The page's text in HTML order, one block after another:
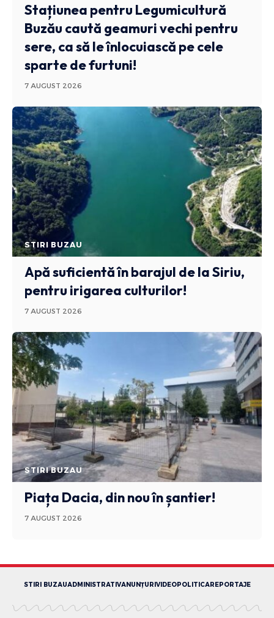
Stațiunea pentru Legumicultură
Buzău caută geamuri vechi pentru
sere, ca să le înlocuiască pe cele
sparte de furtuni!
7 AUGUST 2026
STIRI BUZAU
Apă suficientă în barajul de la Siriu,
pentru irigarea culturilor!
7 AUGUST 2026
STIRI BUZAU
Piața Dacia, din nou în șantier!
7 AUGUST 2026
STIRI BUZAUADMINISTRATIVANUNȚURIVIDEOPOLITICAREPORTAJE